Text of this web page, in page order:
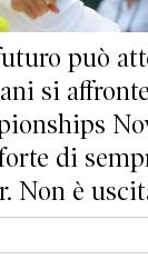
può
si
di
Non è